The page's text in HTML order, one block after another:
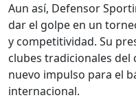
Aun así, Defensor
dar el golpe en un
y competitividad. Su
clubes tradicionales
nuevo impulso para el
internacional.